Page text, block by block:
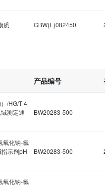
质 GBW(E)082450
产品编号
/HG/T 4
测定通
BW20283-500
氧化钠-氯
示剂pH
BW20283-500
氧化钠-氯